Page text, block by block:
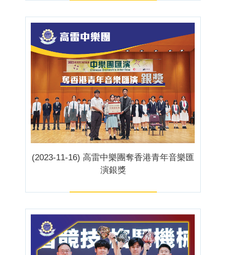
(2023-11-16) 高雷中樂團奪香港青年音樂匯
演銀獎